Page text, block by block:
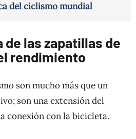
del ciclismo mundial
las zapatillas de
rendimiento
son mucho más que un
son una extensión del
conexión con la bicicleta.